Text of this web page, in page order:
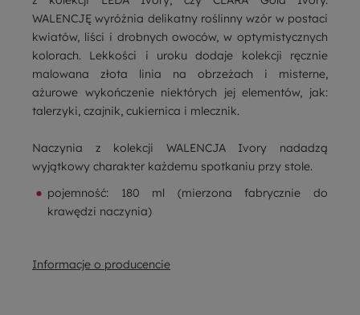
WALENCJĘ wyróżnia delikatny roślinny wzór w postaci
kwiatów, liści i drobnych owoców, w optymistycznych
kolorach. Lekkości i uroku dodaje kolekcji ręcznie
malowana złota linia na obrzeżach i misterne,
ażurowe wykończenie niektórych jej elementów, jak:
talerzyki, czajnik, cukiernica i mlecznik.
Naczynia z kolekcji WALENCJA Ivory nadadzą
wyjątkowy charakter każdemu spotkaniu przy stole.
pojemność: 180 ml (mierzona fabrycznie do
krawędzi naczynia)
Informacje o producencie